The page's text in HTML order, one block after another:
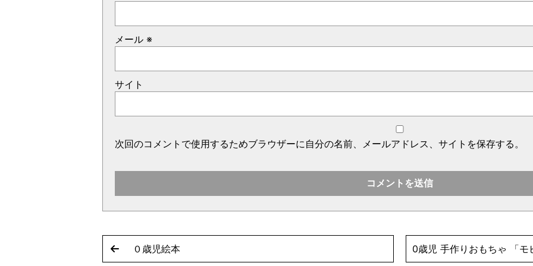
メール ※
サイト
次回のコメントで使用するためブラウザーに自分の名前、メールアドレス、サイトを保存する。
０歳児絵本 0歳児 手作りおもちゃ 「モ